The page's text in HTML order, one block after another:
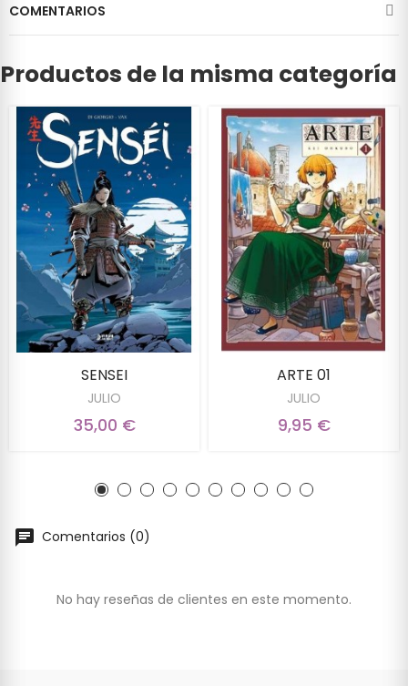
COMENTARIOS
Productos de la misma categoría
SENSEI
JULIO
35,00 €
ARTE 01
JULIO
9,95 €
Comentarios (0)
No hay reseñas de clientes en este momento.